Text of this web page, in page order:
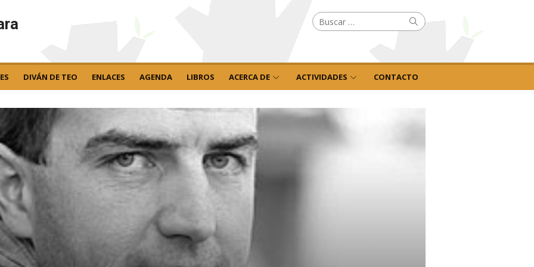
Buscar
por: Buscar
DIVÁN DE TEO ENLACES AGENDA LIBROS ACERCA DE ACTIVIDADES CONTACTO